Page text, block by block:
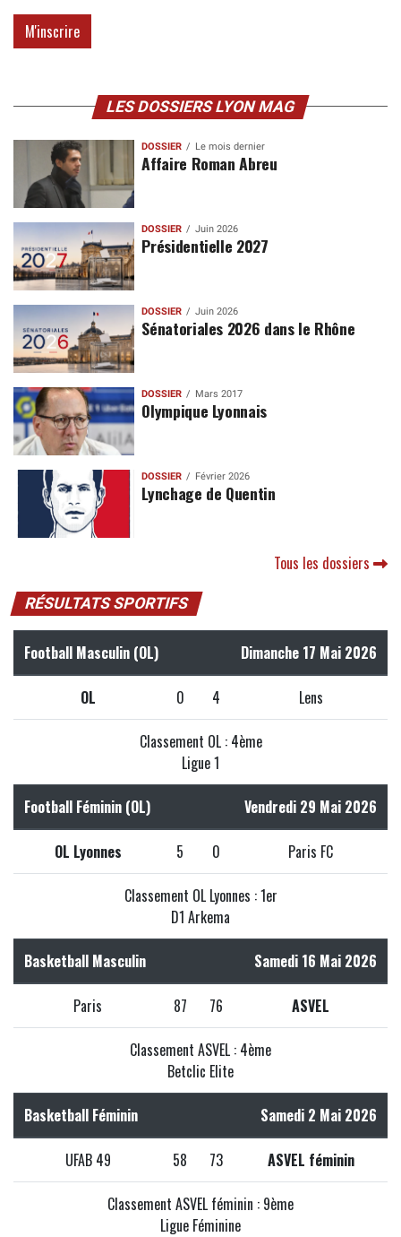
LES DOSSIERS LYON MAG
DOSSIER Le mois dernier
Affaire Roman Abreu
DOSSIER Juin 2026
Présidentielle 2027
DOSSIER Juin 2026
Sénatoriales 2026 dans le Rhône
DOSSIER Mars 2017
Olympique Lyonnais
DOSSIER Février 2026
Lynchage de Quentin
Tous les dossiers
RÉSULTATS SPORTIFS
Football Masculin (OL) Dimanche 17 Mai 2026
OL 0 4 Lens
Classement OL : 4ème
Ligue 1
Football Féminin (OL) Vendredi 29 Mai 2026
OL Lyonnes 5 0 Paris FC
Classement OL Lyonnes : 1er
D1 Arkema
Basketball Masculin Samedi 16 Mai 2026
Paris 87 76 ASVEL
Classement ASVEL : 4ème
Betclic Elite
Basketball Féminin Samedi 2 Mai 2026
UFAB 49 58 73 ASVEL féminin
Classement ASVEL féminin : 9ème
Ligue Féminine